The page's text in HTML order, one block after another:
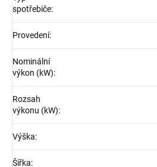
spotřebiče:
Provedení:
Nominální
výkon (kW):
Rozsah
výkonu (kW):
Výška:
Šířka: